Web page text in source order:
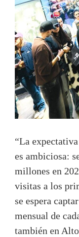
“La
es ambiciosa:
millones en
visitas a los
se espera
mensual de
también en